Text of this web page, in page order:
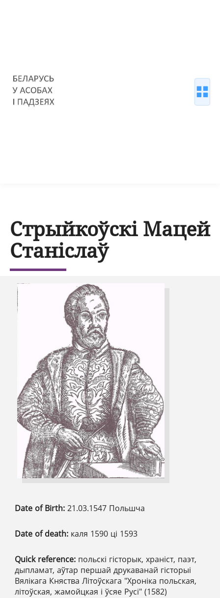
Стрыйкоўскі Мацей
Станіслаў
Date of Birth: 21.03.1547 Польшча
Date of death: каля 1590 ці 1593
Quick reference: польскі гісторык, храніст, паэт,
дыпламат, аўтар першай друкаванай гісторыі
Вялікага Княства Літоўскага "Хроніка польская,
літоўская, жамойцкая і ўсяе Русі" (1582)